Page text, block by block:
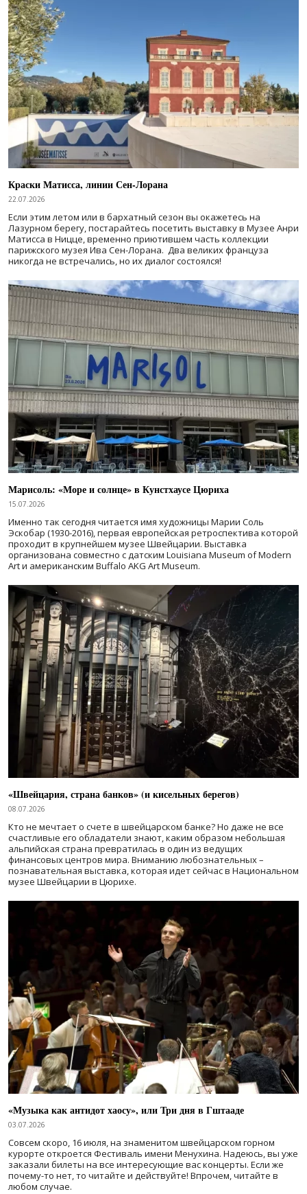
Краски Матисса, линии Сен-Лорана
22.07.2026
Если этим летом или в бархатный сезон вы окажетесь на
Лазурном берегу, постарайтесь посетить выставку в Музее Анри
Матисса в Ницце, временно приютившем часть коллекции
парижского музея Ива Сен-Лорана. Два великих француза
никогда не встречались, но их диалог состоялся!
Марисоль: «Море и солнце» в Кунстхаусе Цюриха
15.07.2026
Именно так сегодня читается имя художницы Марии Соль
Эскобар (1930-2016), первая европейская ретроспектива которой
проходит в крупнейшем музее Швейцарии. Выставка
организована совместно с датским Louisiana Museum of Modern
Art и американским Buffalo AKG Art Museum.
«Швейцария, страна банков» (и кисельных берегов)
08.07.2026
Кто не мечтает о счете в швейцарском банке? Но даже не все
счастливые его обладатели знают, каким образом небольшая
альпийская страна превратилась в один из ведущих
финансовых центров мира. Вниманию любознательных –
познавательная выставка, которая идет сейчас в Национальном
музее Швейцарии в Цюрихе.
«Музыка как антидот хаосу», или Три дня в Гштааде
03.07.2026
Совсем скоро, 16 июля, на знаменитом швейцарском горном
курорте откроется Фестиваль имени Менухина. Надеюсь, вы уже
заказали билеты на все интересующие вас концерты. Если же
почему-то нет, то читайте и действуйте! Впрочем, читайте в
любом случае.